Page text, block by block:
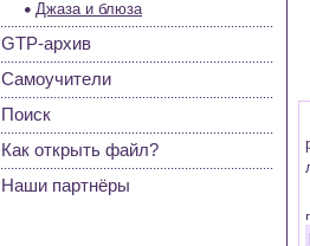
Джаза и блюза
GTP-архив
Самоучители
Поиск
Как открыть файл?
Наши партнёры